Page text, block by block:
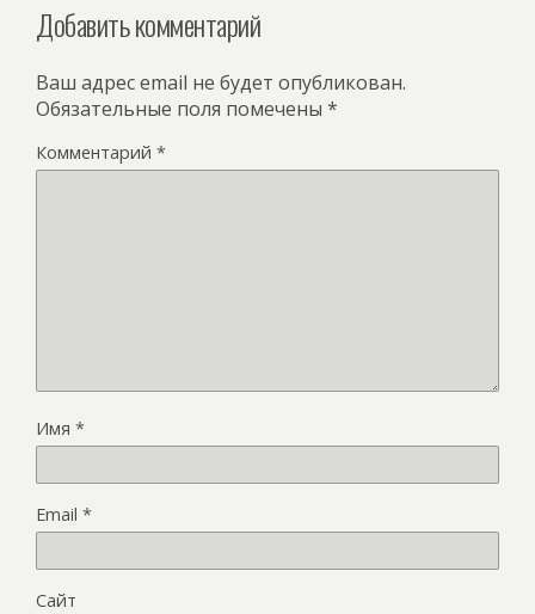
Добавить комментарий
Ваш адрес email не будет опубликован.
Обязательные поля помечены *
Комментарий *
Имя *
Email *
Сайт